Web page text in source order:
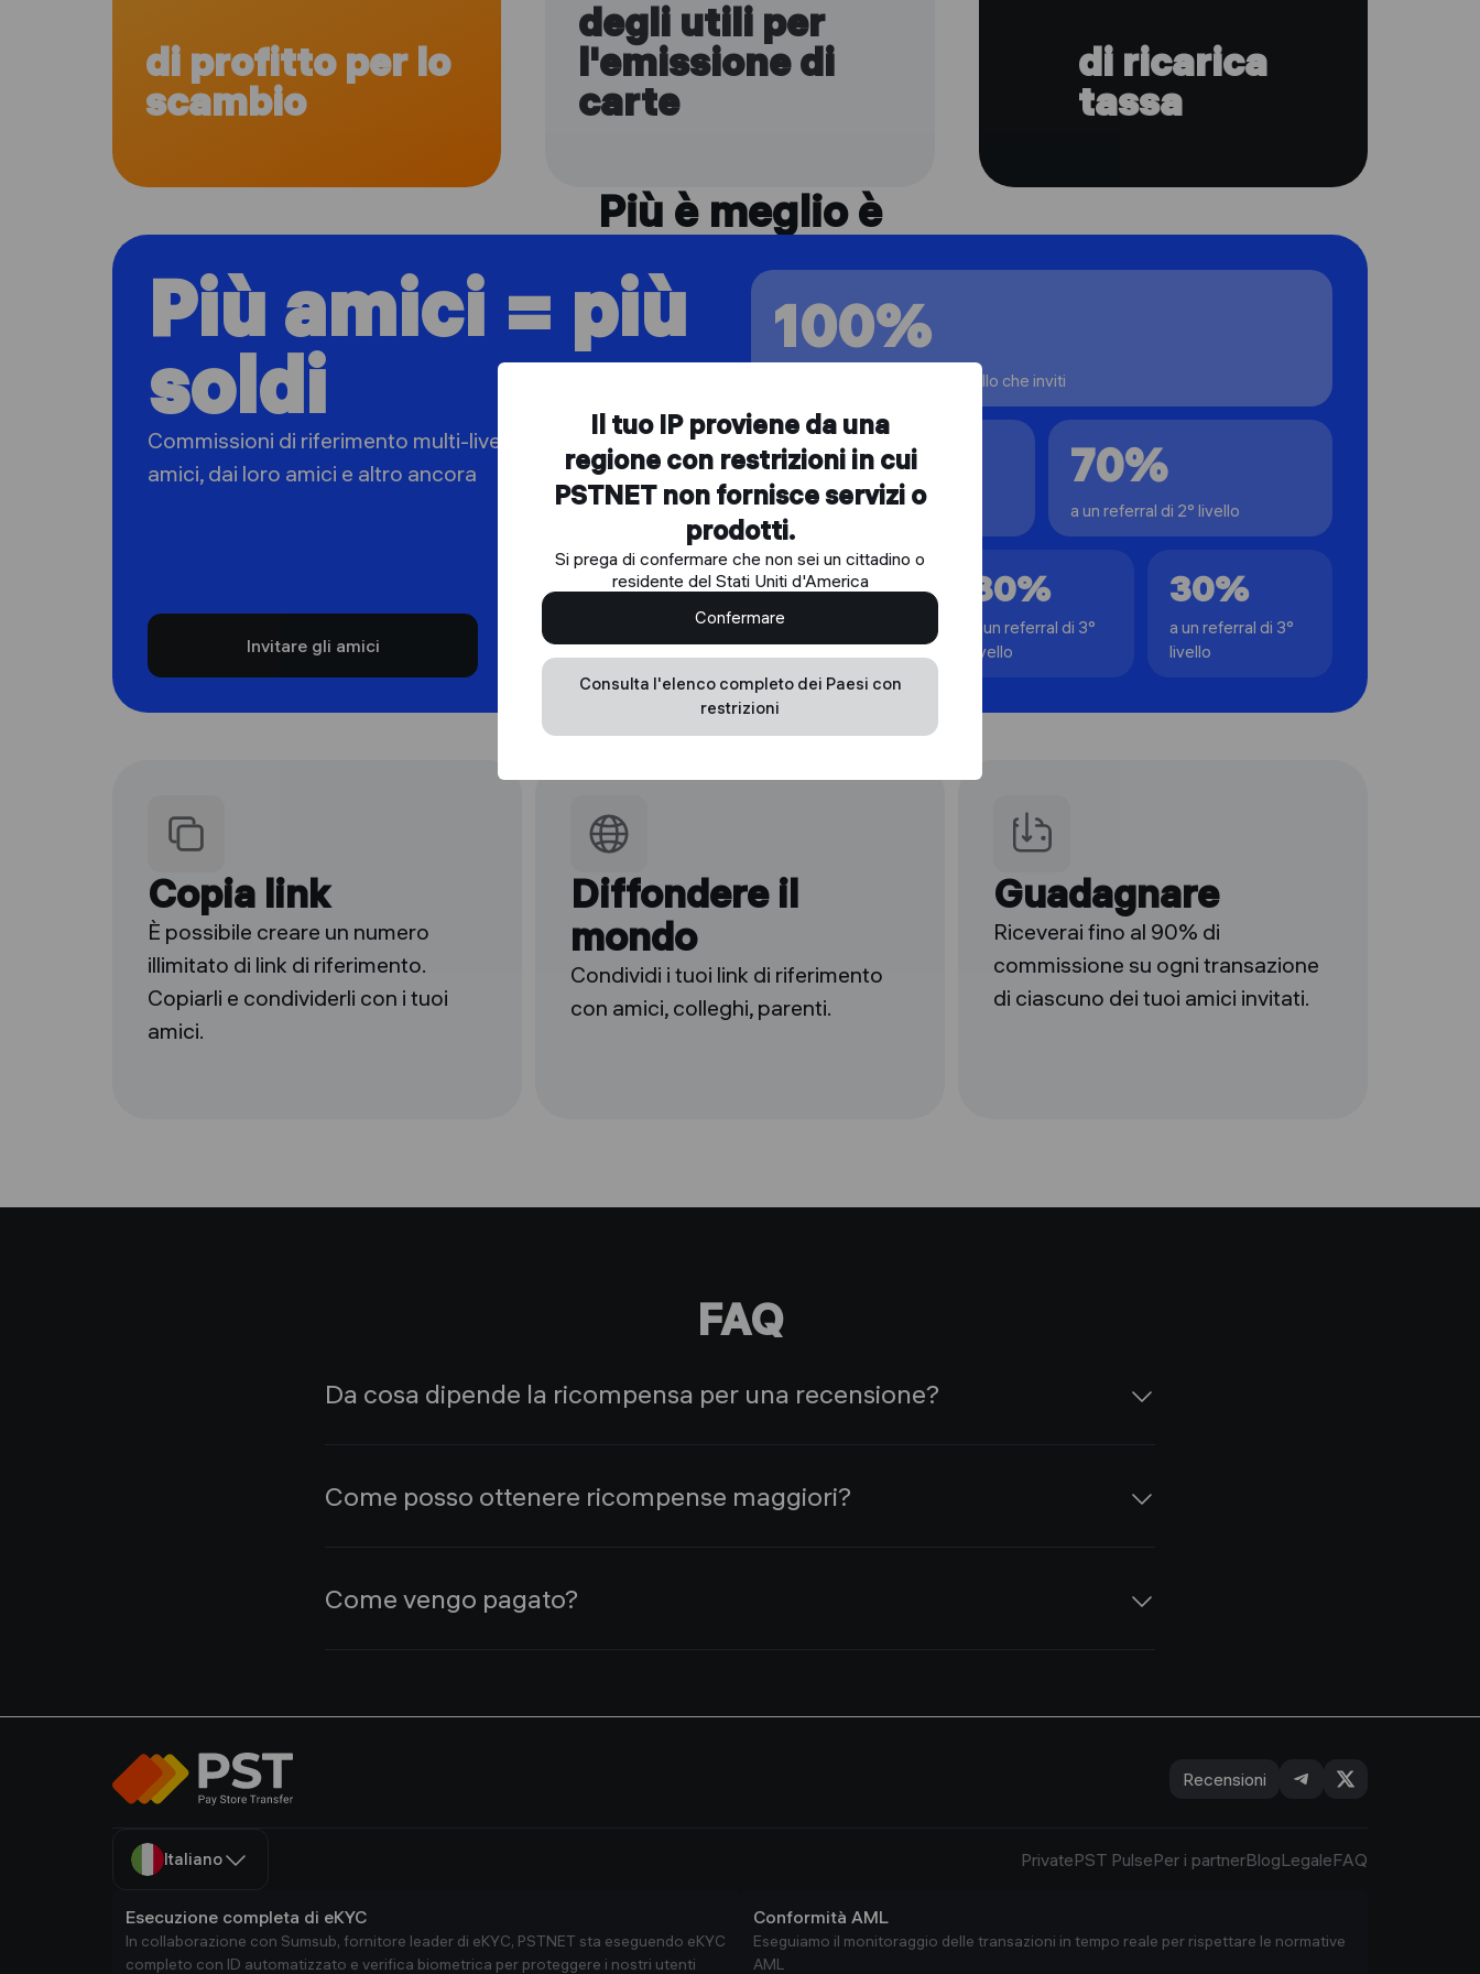
Il tuo IP proviene da una
regione con restrizioni in cui
PSTNET non fornisce servizi o
prodotti.
Si prega di confermare che non sei un cittadino o
residente del Stati Uniti d'America
Confermare
Consulta l'elenco completo dei Paesi con
restrizioni
di profitto per lo
scambio
degli utili per
l'emissione di
carte
di ricarica
tassa
Più è meglio è
Più amici = più
soldi
Commissioni di riferimento multi-livello: guadagna dai tuoi
amici, dai loro amici e altro ancora
Invitare gli amici
100%
per ogni referral di primo livello che inviti
70%
a un referral di 2° livello
70%
a un referral di 2° livello
30%
a un referral di 3°
livello
30%
a un referral di 3°
livello
30%
a un referral di 3°
livello
Come funziona
Copia link
È possibile creare un numero
illimitato di link di riferimento.
Copiarli e condividerli con i tuoi
amici.
Diffondere il
mondo
Condividi i tuoi link di riferimento
con amici, colleghi, parenti.
Guadagnare
Riceverai fino al 90% di
commissione su ogni transazione
di ciascuno dei tuoi amici invitati.
FAQ
Da cosa dipende la ricompensa per una recensione?
traffico e le dimensioni del pubblico. Non preoccupatevi, si tratta di persone corrette 😇
Come posso ottenere ricompense maggiori?
Scriveteci se il vostro pubblico supera i 100k iscritti.
Come vengo pagato?
Recensioni
Italiano PrivatePST PulsePer i partnerBlogLegaleFAQ
Esecuzione completa di eKYC
In collaborazione con Sumsub, fornitore leader di eKYC, PSTNET sta eseguendo eKYC
completo con ID automatizzato e verifica biometrica per proteggere i nostri utenti
Conformità AML
Eseguiamo il monitoraggio delle transazioni in tempo reale per rispettare le normative
AML